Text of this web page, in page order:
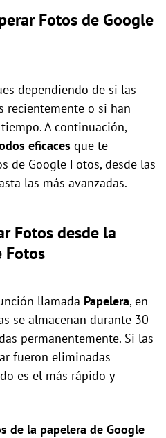
Fotos de Google
dependiendo de si las
recientemente o si han
A continuación,
eficaces que te
de Google Fotos, desde las
las más avanzadas.
Fotos desde la
Fotos
llamada Papelera, en
se almacenan durante 30
permanentemente. Si las
fueron eliminadas
es el más rápido y
de la papelera de Google